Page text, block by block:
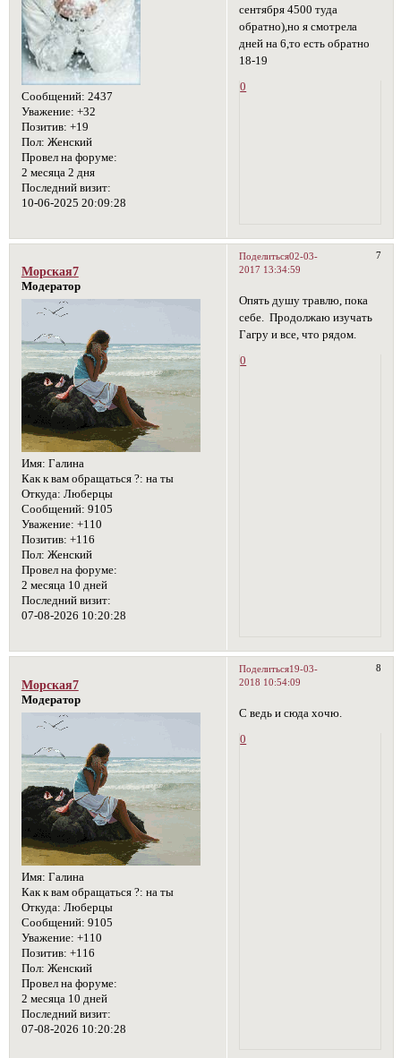
Сообщений: 2437
Уважение: +32
Позитив: +19
Пол: Женский
Провел на форуме:
2 месяца 2 дня
Последний визит:
10-06-2025 20:09:28
сентября 4500 туда
обратно),но я смотрела
дней на 6,то есть обратно
18-19
0
Поделиться 7
02-03-
2017 13:34:59
Морская7
Модератор
Имя: Галина
Как к вам обращаться ?: на ты
Откуда: Люберцы
Сообщений: 9105
Уважение: +110
Позитив: +116
Пол: Женский
Провел на форуме:
2 месяца 10 дней
Последний визит:
07-08-2026 10:20:28
Опять душу травлю, пока
себе. Продолжаю изучать
Гагру и все, что рядом.
0
Поделиться 8
19-03-
2018 10:54:09
Морская7
Модератор
Имя: Галина
Как к вам обращаться ?: на ты
Откуда: Люберцы
Сообщений: 9105
Уважение: +110
Позитив: +116
Пол: Женский
Провел на форуме:
2 месяца 10 дней
Последний визит:
07-08-2026 10:20:28
С ведь и сюда хочю.
0